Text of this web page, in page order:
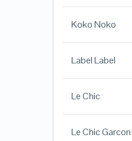
Koko Noko
Label Label
Le Chic
Le Chic Garcon